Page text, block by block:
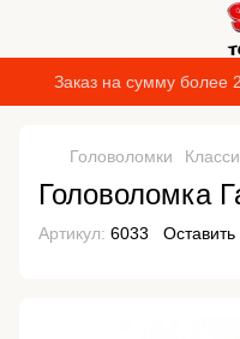
Заказ на сумму более
Головоломки
Головоломка
Артикул: 6033 Оставить